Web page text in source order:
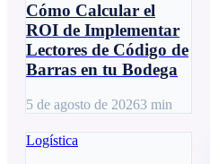
Cómo Calcular el
ROI de Implementar
Lectores de Código de
Barras en tu Bodega
5 de agosto de 20263 min
Logística